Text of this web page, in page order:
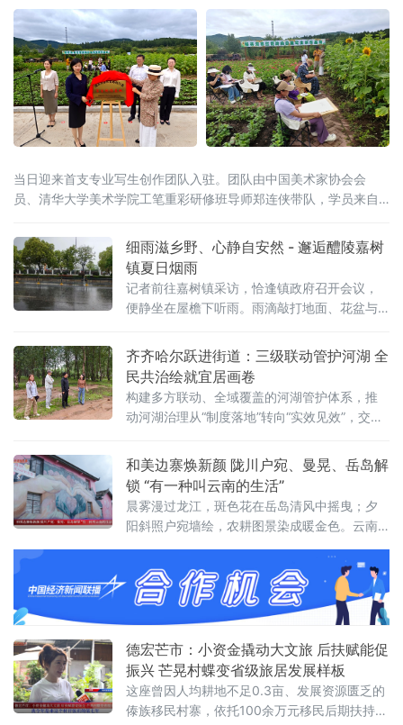
当日迎来首支专业写生创作团队入驻。团队由中国美术家协会会
员、清华大学美术学院工笔重彩研修班导师郑连侠带队，学员来自
细雨滋乡野、心静自安然 - 邂逅醴陵嘉树
镇夏日烟雨
记者前往嘉树镇采访，恰逢镇政府召开会议，
便静坐在屋檐下听雨。雨滴敲打地面、花盆与
的清新气息，心头浮躁悄然消散。夏日乡村的
细雨，自带温润的烟火气息。细密雨点飘落院
中地砖，落下时漾开圈圈浅浅水痕。不锈钢栏
杆挂满晶莹水珠，微风拂过，水珠顺势滚落，
滴答作响，节奏舒缓悠
齐齐哈尔跃进街道：三级联动管护河湖 全
民共治绘就宜居画卷
构建多方联动、全域覆盖的河湖管护体系，推
动河湖治理从“制度落地”转向“实效见效”，交出
护队伍，织密全域巡河防护网。街道建立街
道、社区两级河长责任体系，配齐专兼
和美边寨焕新颜 陇川户宛、曼晃、岳岛解
锁 “有一种叫云南的生活”
晨雾漫过龙江，斑色花在岳岛清风中摇曳；夕
阳斜照户宛墙绘，农耕图景染成暖金色。云南
村、景罕镇曼晃村勐约栋及勐约乡岳岛小组，
正以“美丽家园”建设的扎实成效，将“有一种叫
云南的生活”从诗意概念转化为可触可感的旅居
日常，为“旅居云南”品牌写下生动注脚。
德宏芒市：小资金撬动大文旅 后扶赋能促
振兴 芒晃村蝶变省级旅居发展样板
这座曾因人均耕地不足0.3亩、发展资源匮乏的
傣族移民村寨，依托100余万元移民后期扶持资